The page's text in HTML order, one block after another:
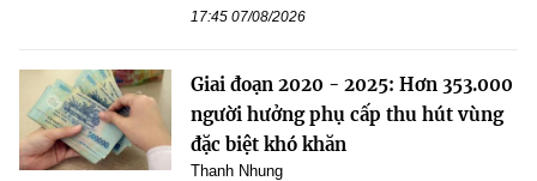
17:45 07/08/2026
Giai đoạn 2020 - 2025: Hơn 353.000
người hưởng phụ cấp thu hút vùng
đặc biệt khó khăn
Thanh Nhung